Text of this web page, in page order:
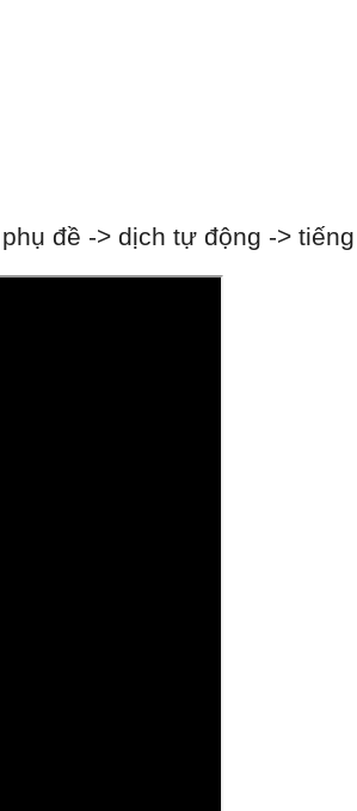
đề -> dịch tự động ->